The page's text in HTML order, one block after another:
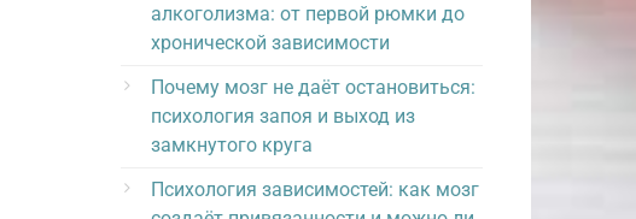
алкоголизма: от первой рюмки до
хронической зависимости
Почему мозг не даёт остановиться:
психология запоя и выход из
замкнутого круга
Психология зависимостей: как мозг